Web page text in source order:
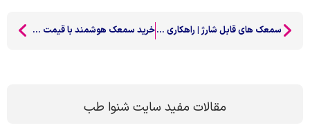
سمعک های قابل شارژ | راهکاری نوین برای زندگی آسان‌تر خرید سمعک هوشمند با قیمت عالی در سال 2025
مقالات مفید سایت شنوا طب